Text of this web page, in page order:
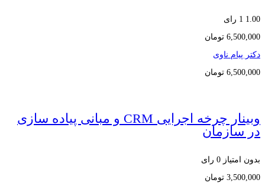
1.00 1 رای
6,500,000 تومان
دکتر پیام ناوی
6,500,000 تومان
وبینار چرخه اجرایی CRM و مبانی پیاده سازی
در سازمان
بدون امتیاز 0 رای
3,500,000 تومان